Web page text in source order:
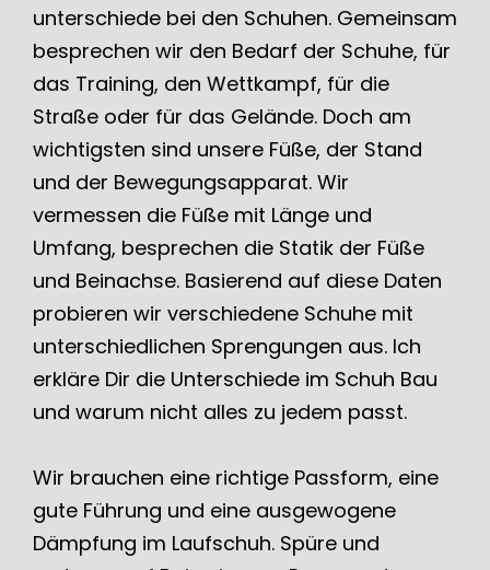
unterschiede bei den Schuhen. Gemeinsam
besprechen wir den Bedarf der Schuhe, für
das Training, den Wettkampf, für die
Straße oder für das Gelände. Doch am
wichtigsten sind unsere Füße, der Stand
und der Bewegungsapparat. Wir
vermessen die Füße mit Länge und
Umfang, besprechen die Statik der Füße
und Beinachse. Basierend auf diese Daten
probieren wir verschiedene Schuhe mit
unterschiedlichen Sprengungen aus. Ich
erkläre Dir die Unterschiede im Schuh Bau
und warum nicht alles zu jedem passt.
Wir brauchen eine richtige Passform, eine
gute Führung und eine ausgewogene
Dämpfung im Laufschuh. Spüre und